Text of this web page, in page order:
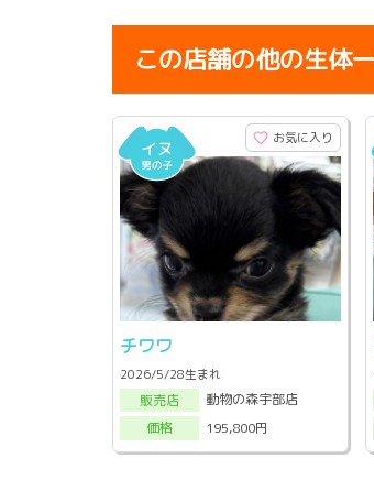
この店舗の他の生体
お気に入り
チワワ
2026/5/28生まれ
販売店
動物の森宇部店
価格
195,800円